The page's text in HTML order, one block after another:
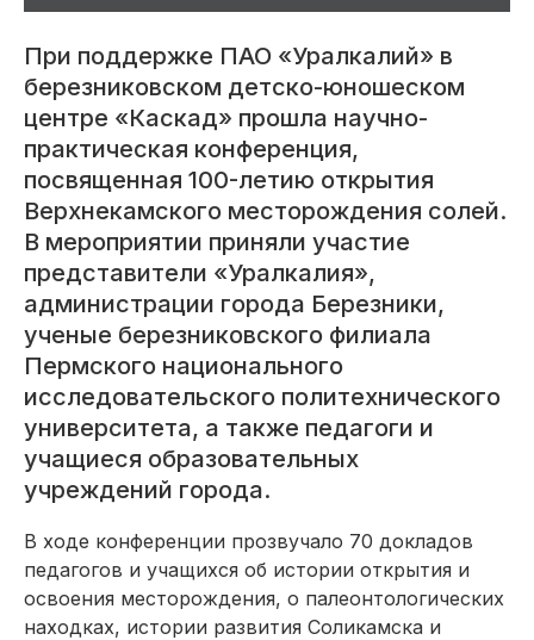
При поддержке ПАО «Уралкалий» в
березниковском детско-юношеском
центре «Каскад» прошла научно-
практическая конференция,
посвященная 100-летию открытия
Верхнекамского месторождения солей.
В мероприятии приняли участие
представители «Уралкалия»,
администрации города Березники,
ученые березниковского филиала
Пермского национального
исследовательского политехнического
университета, а также педагоги и
учащиеся образовательных
учреждений города.
В ходе конференции прозвучало 70 докладов
педагогов и учащихся об истории открытия и
освоения месторождения, о палеонтологических
находках, истории развития Соликамска и